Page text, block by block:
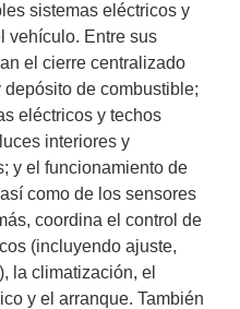
sistemas eléctricos y
vehículo. Entre sus
el cierre centralizado
de combustible;
eléctricos y techos
interiores y
y el funcionamiento de
como de los sensores
coordina el control de
(incluyendo ajuste,
la climatización, el
y el arranque. También